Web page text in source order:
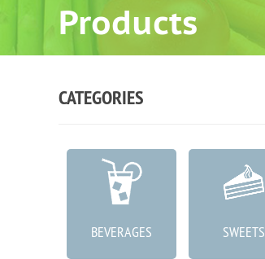
Products
CATEGORIES
BEVERAGES SWEETS